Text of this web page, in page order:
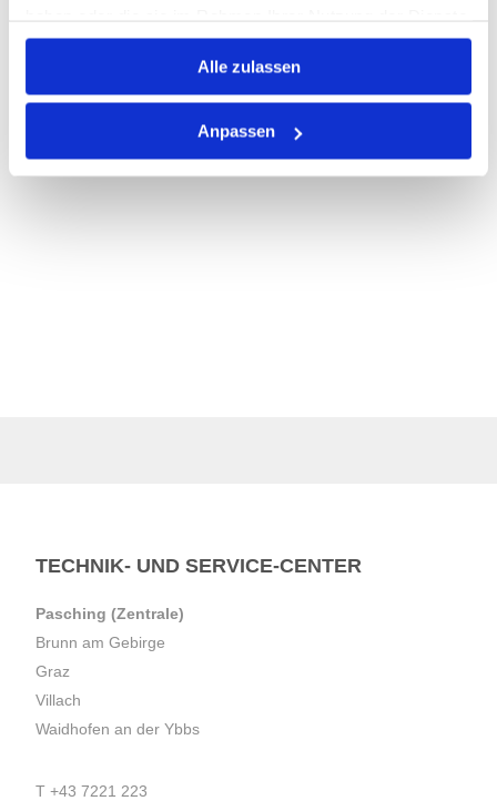
gesammelt haben.
Alle zulassen
Anpassen
TECHNIK- UND SERVICE-CENTER
Pasching (Zentrale)
Brunn am Gebirge
Graz
Villach
Waidhofen an der Ybbs
T +43 7221 223